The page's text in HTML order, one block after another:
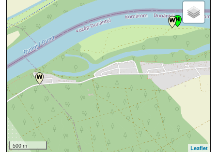
500 m
Leaflet